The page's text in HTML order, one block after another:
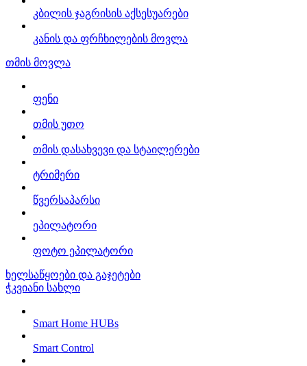
კბილის ჯაგრისის აქსესუარები
კანის და ფრჩხილების მოვლა
თმის მოვლა
ფენი
თმის უთო
თმის დასახვევი და სტაილერები
ტრიმერი
წვერსაპარსი
ეპილატორი
ფოტო ეპილატორი
ხელსაწყოები და გაჯეტები
ჭკვიანი სახლი
Smart Home HUBs
Smart Control